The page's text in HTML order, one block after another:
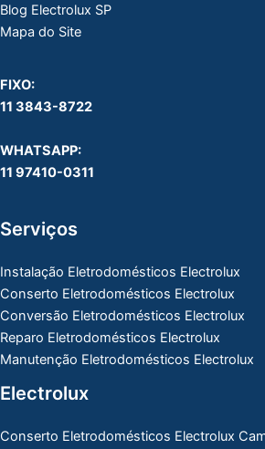
Blog Electrolux SP
Mapa do Site
FIXO:
11 3843-8722
WHATSAPP:
11 97410-0311
Serviços
Instalação Eletrodomésticos Electrolux
Conserto Eletrodomésticos Electrolux
Conversão Eletrodomésticos Electrolux
Reparo Eletrodomésticos Electrolux
Manutenção Eletrodomésticos Electrolux
Electrolux
Conserto Eletrodomésticos Electrolux